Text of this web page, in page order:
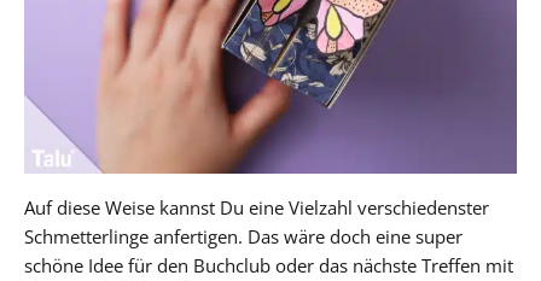
Auf diese Weise kannst Du eine Vielzahl verschiedenster
Schmetterlinge anfertigen. Das wäre doch eine super
schöne Idee für den Buchclub oder das nächste Treffen mit